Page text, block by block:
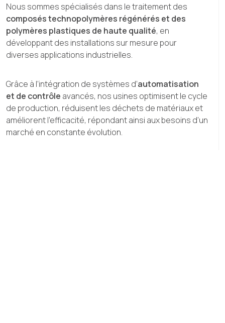
Nous sommes spécialisés dans le traitement des
composés technopolymères régénérés et des
polymères plastiques de haute qualité, en
développant des installations sur mesure pour
diverses applications industrielles.
Grâce à l’intégration de systèmes d’automatisation
et de contrôle avancés, nos usines optimisent le cycle
de production, réduisent les déchets de matériaux et
améliorent l’efficacité, répondant ainsi aux besoins d’un
marché en constante évolution.